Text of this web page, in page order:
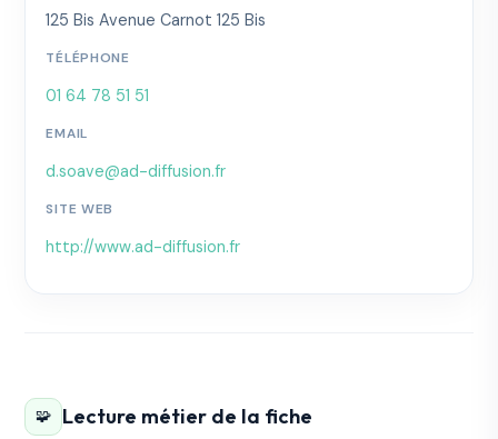
125 Bis Avenue Carnot 125 Bis
TÉLÉPHONE
01 64 78 51 51
EMAIL
d.soave@ad-diffusion.fr
SITE WEB
http://www.ad-diffusion.fr
🧩 Lecture métier de la fiche